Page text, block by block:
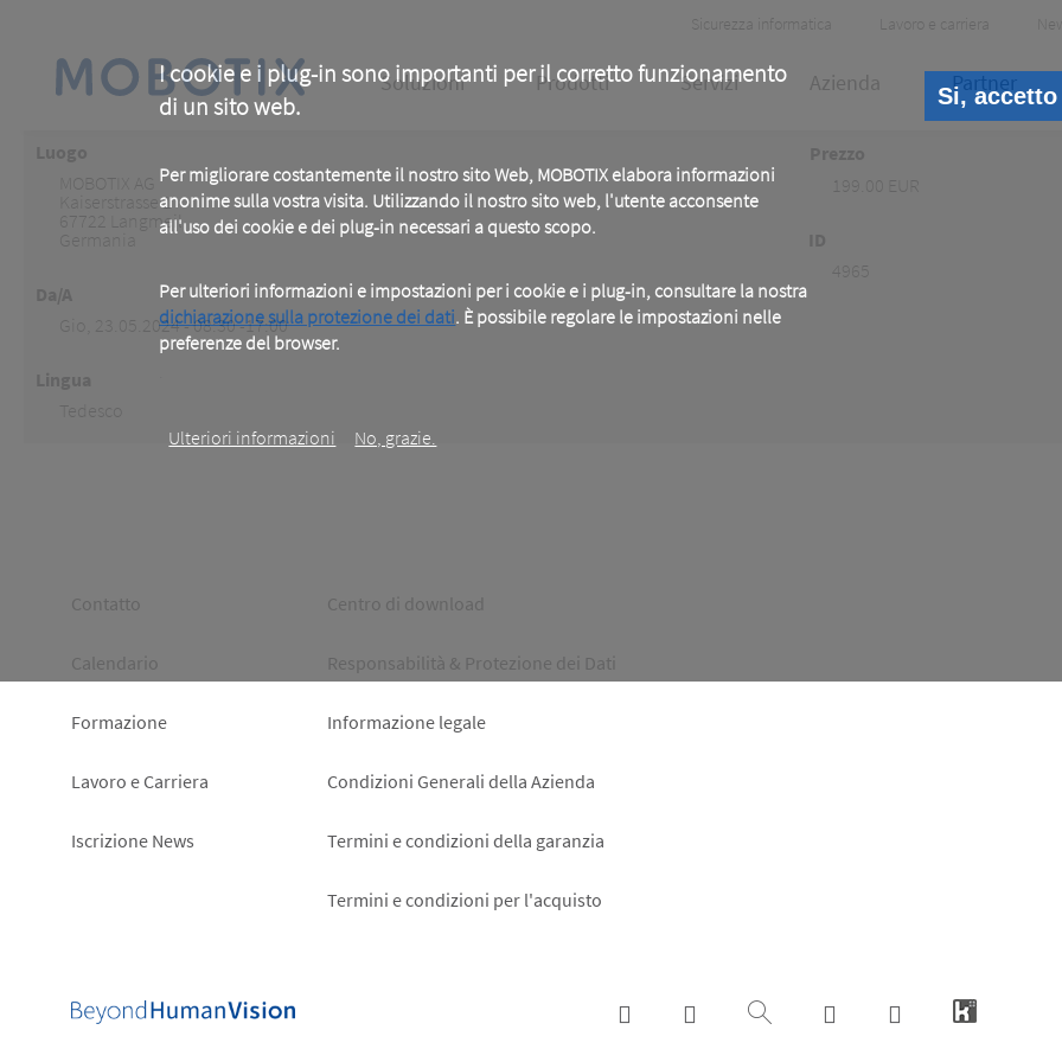
I cookie e i plug-in sono importanti per il corretto funzionamento
di un sito web.
Per migliorare costantemente il nostro sito Web, MOBOTIX elabora informazioni
anonime sulla vostra visita. Utilizzando il nostro sito web, l'utente acconsente
all'uso dei cookie e dei plug-in necessari a questo scopo.
Per ulteriori informazioni e impostazioni per i cookie e i plug-in, consultare la nostra
dichiarazione sulla protezione dei dati. È possibile regolare le impostazioni nelle
preferenze del browser.
Ulteriori informazioni No, grazie.
Si, accetto
content
Header
Meta
Sicurezza informatica Lavoro e carriera
Main
Soluzioni Prodotti Servizi Azienda Partner
Kaiserstrasse 1
Langmeil
Gio, 23.05.2024 - 08:30 -17:00
Footer
left
Contatto
Calendario
Formazione
Lavoro e Carriera
Iscrizione News
Footer
right
Centro di download
Responsabilità & Protezione dei Dati
Informazione legale
Condizioni Generali della Azienda
Termini e condizioni della garanzia
Termini e condizioni per l'acquisto